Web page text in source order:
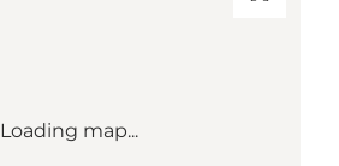
Loading map...